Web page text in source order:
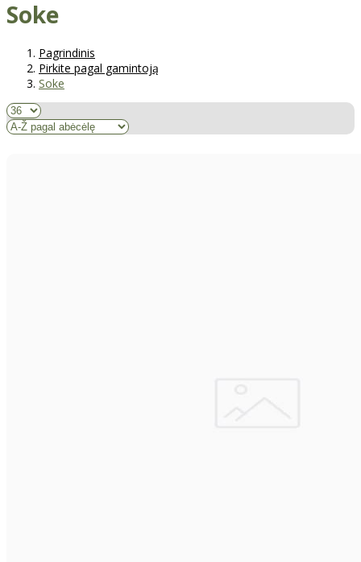
Soke
Pagrindinis
Pirkite pagal gamintoją
Soke